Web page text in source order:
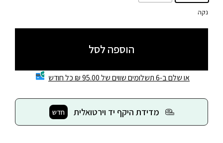
נקה
הוספה לסל
או שלם ב-6 תשלומים שווים של 95.00 ₪ כל חודש
מדידת היקף יד וירטואלית חדש